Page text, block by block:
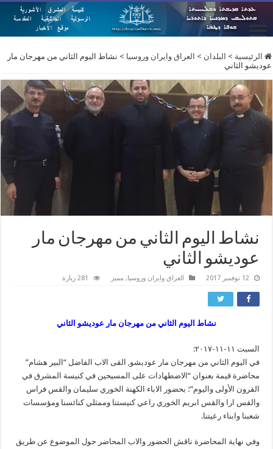
الرئيسية > البلدان > العراق وايران وروسيا > نشاط اليوم الثاني من مهرجان مار
عوديشو الثاني
نشاط اليوم الثاني من مهرجان مار
عوديشو الثاني
12 نوفمبر 2017 العراق وايران وروسيا, مميز 281 زيارة
نشاط اليوم الثاني من مهرجان مار عوديشو الثاني
السبت ١١-١١-٢٠١٧:
في اليوم الثاني من مهرجان مار عوديشو, القى الاب الفاضل “البير هشام”
محاضرة قيمة بعنوان “الاضطهادات على المسيحين في كنيسة المشرق في
القرون الأولى واليوم”؛ بحضور الاباء الكهنة الخوري سليمان والقس فراس
والقس ارا والقس ابريم الخوري راعي كنيستنا وممثلي كنائسنا ومؤسسات
شعبنا وابناء رعيتنا.
وفي نهاية المحاضرة ناقش الحضور والاب المحاضر حول الموضوع عن طريق